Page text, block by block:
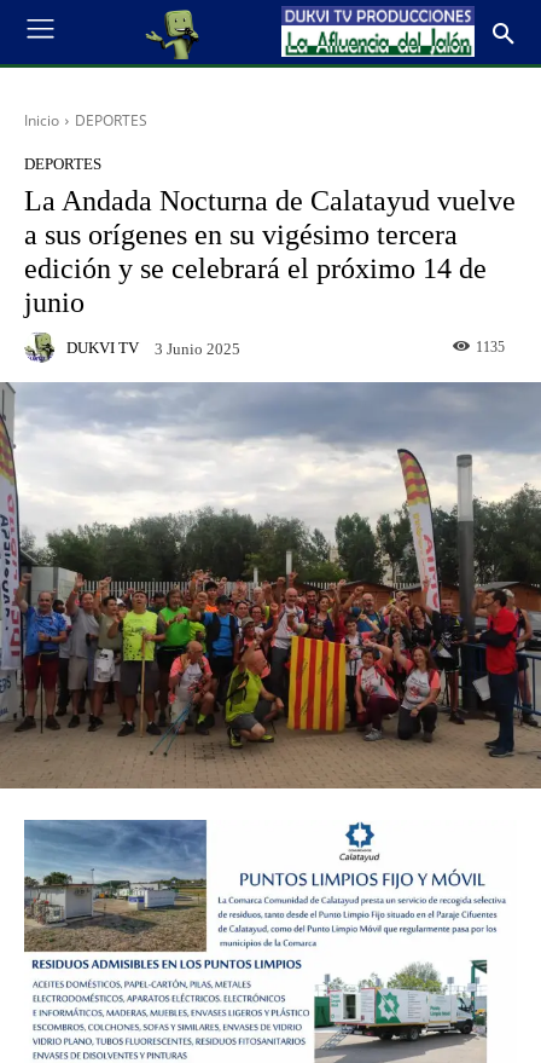
Inicio DEPORTES
DEPORTES
La Andada Nocturna de Calatayud vuelve
a sus orígenes en su vigésimo tercera
edición y se celebrará el próximo 14 de
junio
DUKVI TV 3 Junio 2025 1135